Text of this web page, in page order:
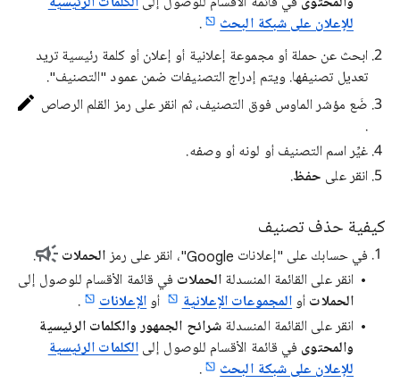
للإعلان على شبكة البحث
.
ابحث عن حملة أو مجموعة إعلانية أو إعلان أو كلمة رئيسية تريد
تعديل تصنيفها. ويتم إدراج التصنيفات ضمن عمود "التصنيف".
ضَع مؤشر الماوس فوق التصنيف، ثم انقر على رمز القلم الرصاص
.
غيِّر اسم التصنيف أو لونه أو وصفه.
انقر على حفظ.
كيفية حذف تصنيف
في حسابك على "إعلانات Google"، انقر على رمز الحملات
.
انقر على القائمة المنسدلةالحملات في قائمة الأقسام للوصول إلى
الحملات أو المجموعات الإعلانية أو الإعلانات
.
انقر على القائمة المنسدلةشرائح الجمهور والكلمات الرئيسية
والمحتوى في قائمة الأقسام للوصول إلى الكلمات الرئيسية
للإعلان على شبكة البحث
.